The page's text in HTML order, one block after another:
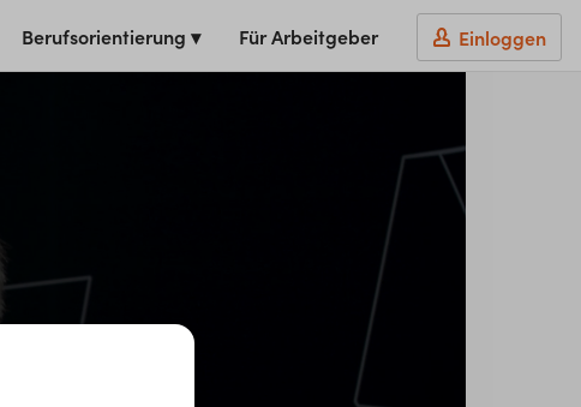
Berufsorientierung ▾ Für Arbeitgeber Einloggen